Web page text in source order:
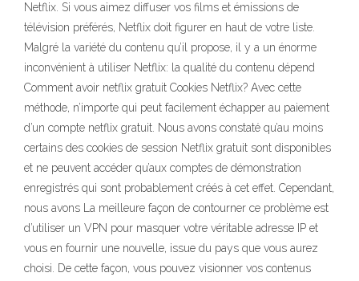
Netflix. Si vous aimez diffuser vos films et émissions de
télévision préférés, Netflix doit figurer en haut de votre liste.
Malgré la variété du contenu qu’il propose, il y a un énorme
inconvénient à utiliser Netflix: la qualité du contenu dépend
Comment avoir netflix gratuit Cookies Netflix? Avec cette
méthode, n’importe qui peut facilement échapper au paiement
d’un compte netflix gratuit. Nous avons constaté qu’au moins
certains des cookies de session Netflix gratuit sont disponibles
et ne peuvent accéder qu’aux comptes de démonstration
enregistrés qui sont probablement créés à cet effet. Cependant,
nous avons La meilleure façon de contourner ce problème est
d’utiliser un VPN pour masquer votre véritable adresse IP et
vous en fournir une nouvelle, issue du pays que vous aurez
choisi. De cette façon, vous pouvez visionner vos contenus